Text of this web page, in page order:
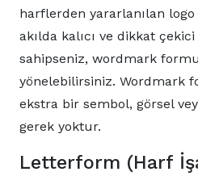
harflerden yararlanılan
akılda kalıcı ve dikkat
sahipseniz, wordmark
yönelebilirsiniz. Wordmark
ekstra bir sembol, görsel
gerek yoktur.
Letterform (Harf